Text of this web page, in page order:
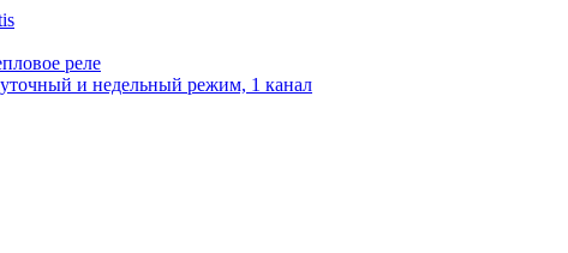
реле
и недельный режим, 1 канал